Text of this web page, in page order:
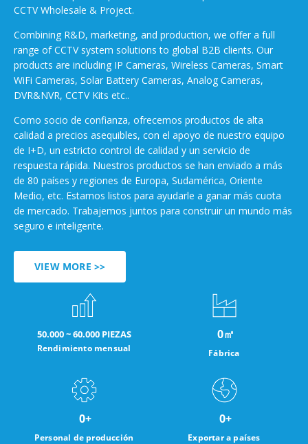
CCTV Wholesale & Project.
Combining R&D, marketing, and production, we offer a full
range of CCTV system solutions to global B2B clients. Our
products are including IP Cameras, Wireless Cameras, Smart
WiFi Cameras, Solar Battery Cameras, Analog Cameras,
DVR&NVR, CCTV Kits etc..
Como socio de confianza, ofrecemos productos de alta
calidad a precios asequibles, con el apoyo de nuestro equipo
de I+D, un estricto control de calidad y un servicio de
respuesta rápida. Nuestros productos se han enviado a más
de 80 países y regiones de Europa, Sudamérica, Oriente
Medio, etc. Estamos listos para ayudarle a ganar más cuota
de mercado. Trabajemos juntos para construir un mundo más
seguro e inteligente.
VIEW MORE >>
50.000 ~ 60.000 PIEZAS
Rendimiento mensual Fábrica
0㎡
Personal de producción
0+
Exportar a países
0+